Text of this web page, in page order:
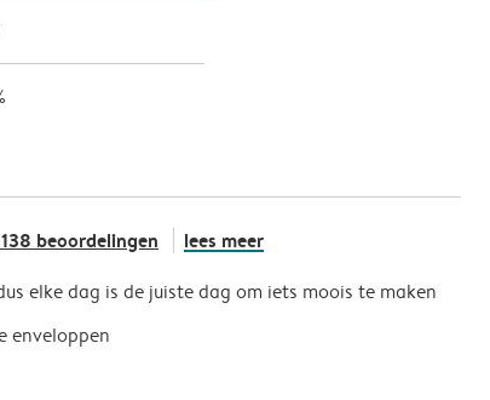
beoordelingen lees meer
elke dag is de juiste dag om iets moois te maken
enveloppen